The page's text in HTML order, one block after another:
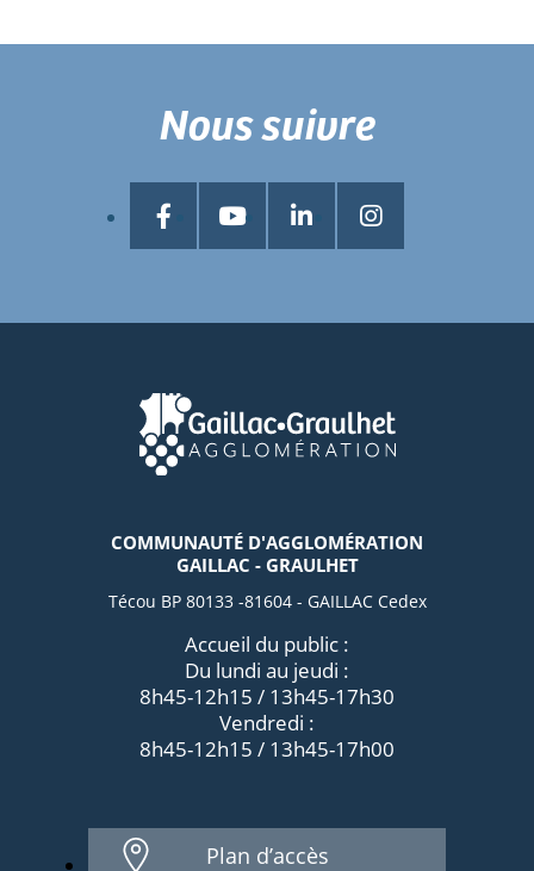
COMMUNAUTÉ D'AGGLOMÉRATION
GAILLAC - GRAULHET
Técou BP 80133 -81604 - GAILLAC Cedex
Accueil du public :
Du lundi au jeudi :
8h45-12h15 / 13h45-17h30
Vendredi :
8h45-12h15 / 13h45-17h00
Plan d’accès
Nous suivre